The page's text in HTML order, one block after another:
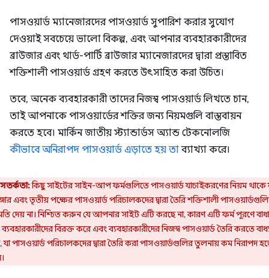
পাসওয়ার্ড ম্যানেজারদের পাসওয়ার্ড সুপারিশ করার সুযোগ
দেওয়াই সবচেয়ে ভালো বিকল্প, এবং আপনার ব্যবহারকারীদের
ব্রাউজার এবং থার্ড-পার্টি ব্রাউজার ম্যানেজারদের দ্বারা প্রস্তাবিত
শক্তিশালী পাসওয়ার্ড গ্রহণ করতে উৎসাহিত করা উচিত।
তবে, অনেক ব্যবহারকারী তাদের নিজস্ব পাসওয়ার্ড লিখতে চান,
তাই আপনাকে পাসওয়ার্ডের শক্তির জন্য নিয়মগুলি বাস্তবায়ন
করতে হবে। মার্কিন জাতীয় স্ট্যান্ডার্ডস অ্যান্ড টেকনোলজি
কীভাবে অনিরাপদ পাসওয়ার্ড এড়াতে হয় তাব্যাখ্যা করে।
সতর্কতা:কিছু সাইটের সাইন-আপ ফর্মগুলিতে পাসওয়ার্ড যাচাইকরণের নিয়ম থাকে
এবং তৃতীয় পক্ষের পাসওয়ার্ড পরিচালকদের দ্বারা তৈরি শক্তিশালী
দেয় না। নিশ্চিত করুন যে আপনার সাইট এটি করছে না, কারণ এটি ফর্ম পূরণে বাধা
বিরক্ত করে এবং ব্যবহারকারীদের নিজস্ব পাসওয়ার্ড তৈরি করতে
যা পাসওয়ার্ড পরিচালকদের দ্বারা তৈরি করা পাসওয়ার্ডগুলির তুলনায় কম নিরাপদ